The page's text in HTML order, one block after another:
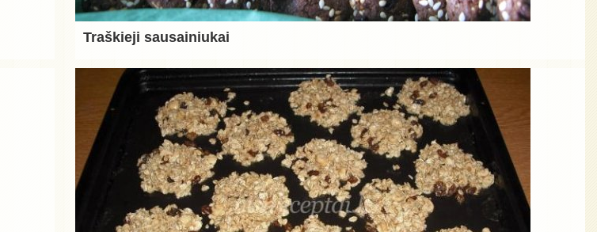
Traškieji sausainiukai